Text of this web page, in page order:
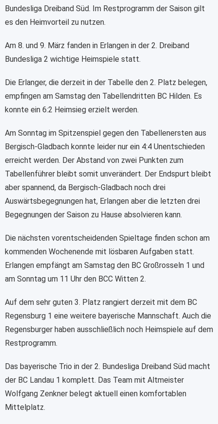
Bundesliga Dreiband Süd. Im Restprogramm der Saison gilt
es den Heimvorteil zu nutzen.
Am 8. und 9. März fanden in Erlangen in der 2. Dreiband
Bundesliga 2 wichtige Heimspiele statt.
Die Erlanger, die derzeit in der Tabelle den 2. Platz belegen,
empfingen am Samstag den Tabellendritten BC Hilden. Es
konnte ein 6:2 Heimsieg erzielt werden.
Am Sonntag im Spitzenspiel gegen den Tabellenersten aus
Bergisch-Gladbach konnte leider nur ein 4:4 Unentschieden
erreicht werden. Der Abstand von zwei Punkten zum
Tabellenführer bleibt somit unverändert. Der Endspurt bleibt
aber spannend, da Bergisch-Gladbach noch drei
Auswärtsbegegnungen hat, Erlangen aber die letzten drei
Begegnungen der Saison zu Hause absolvieren kann.
Die nächsten vorentscheidenden Spieltage finden schon am
kommenden Wochenende mit lösbaren Aufgaben statt.
Erlangen empfängt am Samstag den BC Großrosseln 1 und
am Sonntag um 11 Uhr den BCC Witten 2.
Auf dem sehr guten 3. Platz rangiert derzeit mit dem BC
Regensburg 1 eine weitere bayerische Mannschaft. Auch die
Regensburger haben ausschließlich noch Heimspiele auf dem
Restprogramm.
Das bayerische Trio in der 2. Bundesliga Dreiband Süd macht
der BC Landau 1 komplett. Das Team mit Altmeister
Wolfgang Zenkner belegt aktuell einen komfortablen
Mittelplatz.